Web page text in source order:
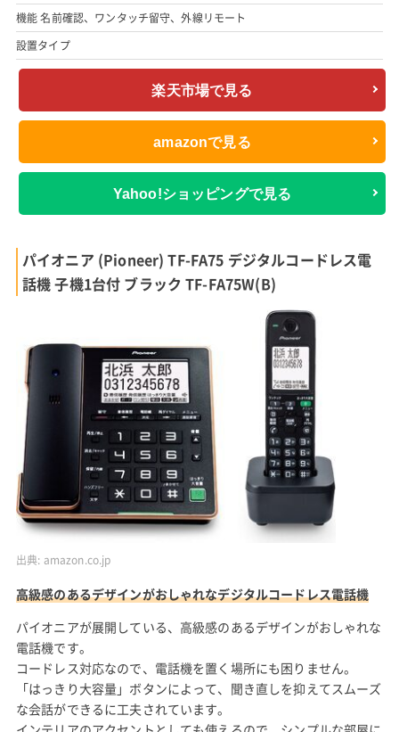
機能 名前確認、ワンタッチ留守、外線リモート
設置タイプ
楽天市場で見る
amazonで見る
Yahoo!ショッピングで見る
パイオニア (Pioneer) TF-FA75 デジタルコードレス電
話機 子機1台付 ブラック TF-FA75W(B)
出典: amazon.co.jp
高級感のあるデザインがおしゃれなデジタルコードレス電話機
パイオニアが展開している、高級感のあるデザインがおしゃれな
電話機です。
コードレス対応なので、電話機を置く場所にも困りません。
「はっきり大容量」ボタンによって、聞き直しを抑えてスムーズ
な会話ができるに工夫されています。